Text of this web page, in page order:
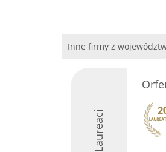
Inne firmy z
Laureaci